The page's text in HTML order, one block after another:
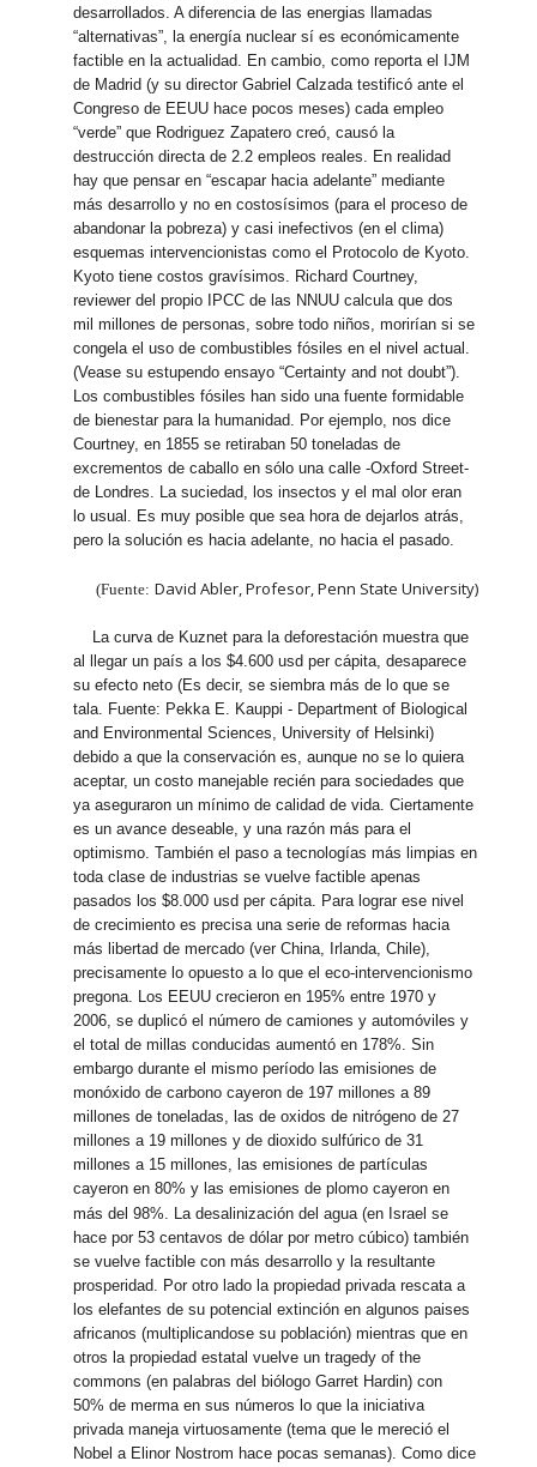
desarrollados. A diferencia de las energias llamadas
“alternativas”, la energía nuclear sí es económicamente
factible en la actualidad. En cambio, como reporta el IJM
de Madrid (y su director Gabriel Calzada testificó ante el
Congreso de EEUU hace pocos meses) cada empleo
“verde” que Rodriguez Zapatero creó, causó la
destrucción directa de 2.2 empleos reales. En realidad
hay que pensar en “escapar hacia adelante” mediante
más desarrollo y no en costosísimos (para el proceso de
abandonar la pobreza) y casi inefectivos (en el clima)
esquemas intervencionistas como el Protocolo de Kyoto.
Kyoto tiene costos gravísimos. Richard Courtney,
reviewer del propio IPCC de las NNUU calcula que dos
mil millones de personas, sobre todo niños, morirían si se
congela el uso de combustibles fósiles en el nivel actual.
(Vease su estupendo ensayo “Certainty and not doubt”).
Los combustibles fósiles han sido una fuente formidable
de bienestar para la humanidad. Por ejemplo, nos dice
Courtney, en 1855 se retiraban 50 toneladas de
excrementos de caballo en sólo una calle -Oxford Street-
de Londres. La suciedad, los insectos y el mal olor eran
lo usual. Es muy posible que sea hora de dejarlos atrás,
pero la solución es hacia adelante, no hacia el pasado.
(Fuente: David Abler, Profesor, Penn State University)
La curva de Kuznet para la deforestación muestra que
al llegar un país a los $4.600 usd per cápita, desaparece
su efecto neto (Es decir, se siembra más de lo que se
tala. Fuente: Pekka E. Kauppi - Department of Biological
and Environmental Sciences, University of Helsinki)
debido a que la conservación es, aunque no se lo quiera
aceptar, un costo manejable recién para sociedades que
ya aseguraron un mínimo de calidad de vida. Ciertamente
es un avance deseable, y una razón más para el
optimismo. También el paso a tecnologías más limpias en
toda clase de industrias se vuelve factible apenas
pasados los $8.000 usd per cápita. Para lograr ese nivel
de crecimiento es precisa una serie de reformas hacia
más libertad de mercado (ver China, Irlanda, Chile),
precisamente lo opuesto a lo que el eco-intervencionismo
pregona. Los EEUU crecieron en 195% entre 1970 y
2006, se duplicó el número de camiones y automóviles y
el total de millas conducidas aumentó en 178%. Sin
embargo durante el mismo período las emisiones de
monóxido de carbono cayeron de 197 millones a 89
millones de toneladas, las de oxidos de nitrógeno de 27
millones a 19 millones y de dioxido sulfúrico de 31
millones a 15 millones, las emisiones de partículas
cayeron en 80% y las emisiones de plomo cayeron en
más del 98%. La desalinización del agua (en Israel se
hace por 53 centavos de dólar por metro cúbico) también
se vuelve factible con más desarrollo y la resultante
prosperidad. Por otro lado la propiedad privada rescata a
los elefantes de su potencial extinción en algunos paises
africanos (multiplicandose su población) mientras que en
otros la propiedad estatal vuelve un tragedy of the
commons (en palabras del biólogo Garret Hardin) con
50% de merma en sus números lo que la iniciativa
privada maneja virtuosamente (tema que le mereció el
Nobel a Elinor Nostrom hace pocas semanas). Como dice